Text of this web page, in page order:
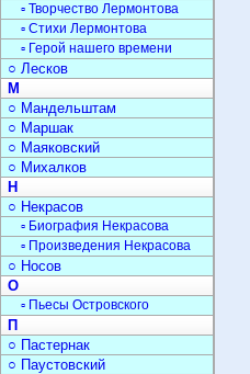
▫ Творчество Лермонтова
▫ Стихи Лермонтова
▫ Герой нашего времени
○ Лесков
М
○ Мандельштам
○ Маршак
○ Маяковский
○ Михалков
Н
○ Некрасов
▫ Биография Некрасова
▫ Произведения Некрасова
○ Носов
О
▫ Пьесы Островского
П
○ Пастернак
○ Паустовский